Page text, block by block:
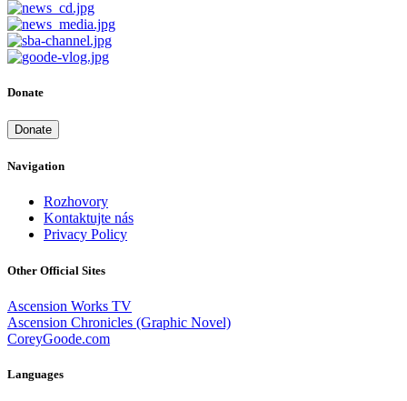
Donate
Donate
Navigation
Rozhovory
Kontaktujte nás
Privacy Policy
Other Official Sites
Ascension Works TV
Ascension Chronicles (Graphic Novel)
CoreyGoode.com
Languages